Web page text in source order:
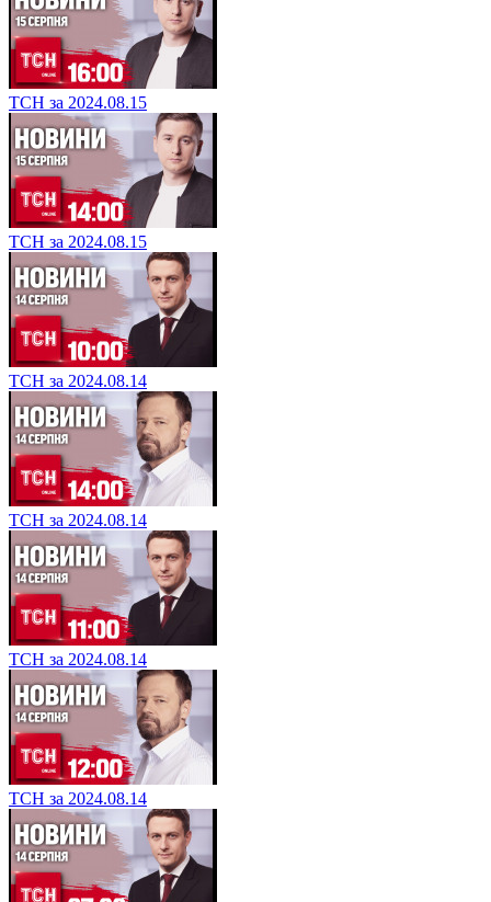
ТСН за 2024.08.15
ТСН за 2024.08.15
ТСН за 2024.08.14
ТСН за 2024.08.14
ТСН за 2024.08.14
ТСН за 2024.08.14